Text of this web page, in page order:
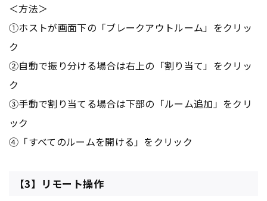
＜方法＞
①ホストが画面下の「ブレークアウトルーム」をクリッ
ク
②自動で振り分ける場合は右上の「割り当て」をクリッ
ク
③手動で割り当てる場合は下部の「ルーム追加」をクリ
ック
④「すべてのルームを開ける」をクリック
【3】リモート操作